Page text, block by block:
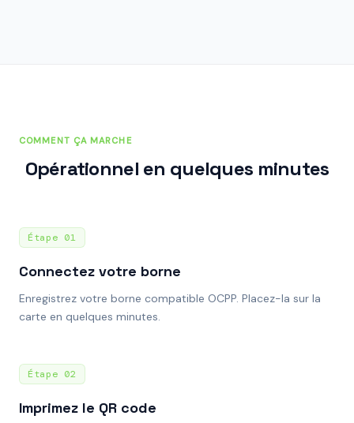
COMMENT ÇA MARCHE
Opérationnel en quelques minutes
Étape 01
Connectez votre borne
Enregistrez votre borne compatible OCPP. Placez-la sur la
carte en quelques minutes.
Étape 02
Imprimez le QR code